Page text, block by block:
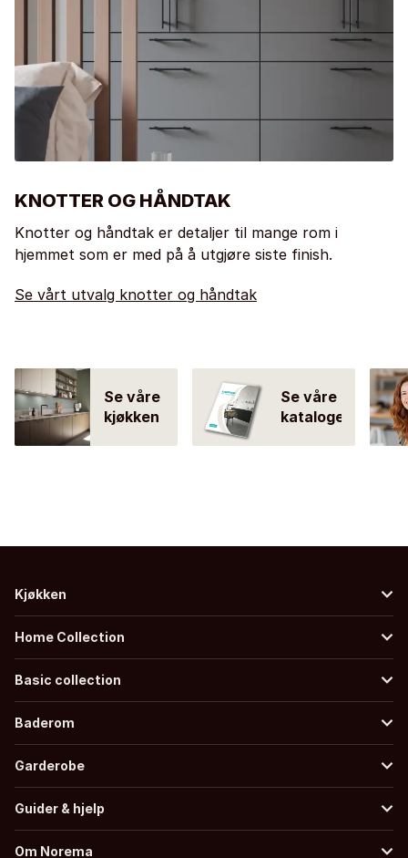
KNOTTER OG HÅNDTAK
Knotter og håndtak er detaljer til mange rom i
hjemmet som er med på å utgjøre siste finish.
Se vårt utvalg knotter og håndtak
Se våre
kjøkken
Se våre
kataloger
Kjøkken
Home Collection
Basic collection
Baderom
Garderobe
Guider & hjelp
Om Norema